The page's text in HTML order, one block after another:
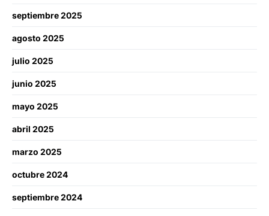
septiembre 2025
agosto 2025
julio 2025
junio 2025
mayo 2025
abril 2025
marzo 2025
octubre 2024
septiembre 2024